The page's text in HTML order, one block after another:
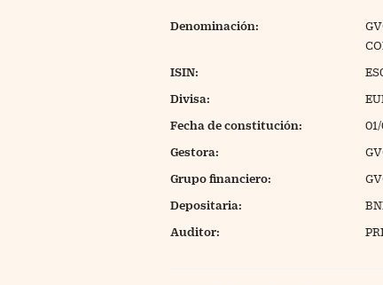
Denominación:
ISIN:
Divisa:
Fecha de constitución:
Gestora:
Grupo financiero:
Depositaria:
Auditor: